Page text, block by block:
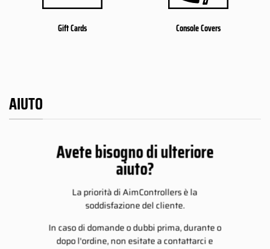
Gift Cards Console Covers
AIUTO
Avete bisogno di ulteriore
aiuto?
La priorità di AimControllers è la
soddisfazione del cliente.
In caso di domande o dubbi prima, durante o
dopo l'ordine, non esitate a contattarci e